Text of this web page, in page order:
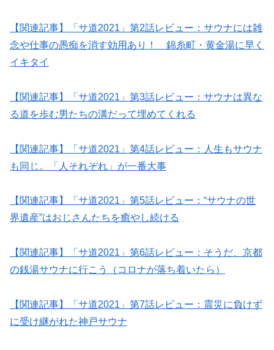
【関連記事】「サ道2021」第2話レビュー：サウナには雑
念や仕事の愚痴を消す効用あり！ 錦糸町・黄金湯に早く
イキタイ
【関連記事】「サ道2021」第3話レビュー：サウナは異な
る道を歩む男たちの溝だって埋めてくれる
【関連記事】「サ道2021」第4話レビュー：人生もサウナ
も同じ。「人それぞれ」が一番大事
【関連記事】「サ道2021」第5話レビュー：“サウナの世
界遺産”はおじさんたちを癒やし続ける
【関連記事】「サ道2021」第6話レビュー：そうだ、京都
の銭湯サウナに行こう（コロナが落ち着いたら）
【関連記事】「サ道2021」第7話レビュー：震災に負けず
に受け継がれた神戸サウナ